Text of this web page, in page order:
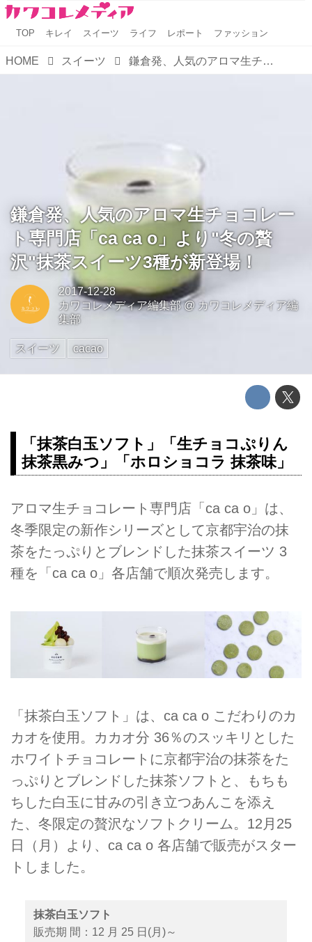
TOP キレイ スイーツ ライフ レポート ファッション
HOME スイーツ 鎌倉発、人気のアロマ生チョコレート専門店「ca ca o」より"冬の贅沢"抹茶スイーツ3種が新登場！
鎌倉発、人気のアロマ生チョコレー
ト専門店「ca ca o」より"冬の贅
沢"抹茶スイーツ3種が新登場！
2017-12-28
カワコレメディア編集部@ カワコレメディア編
集部
スイーツ cacao
「抹茶白玉ソフト」「生チョコぷりん
抹茶黒みつ」「ホロショコラ 抹茶味」
アロマ生チョコレート専門店「ca ca o」は、
冬季限定の新作シリーズとして京都宇治の抹
茶をたっぷりとブレンドした抹茶スイーツ 3
種を「ca ca o」各店舗で順次発売します。
「抹茶白玉ソフト」は、ca ca o こだわりのカ
カオを使用。カカオ分 36％のスッキリとした
ホワイトチョコレートに京都宇治の抹茶をた
っぷりとブレンドした抹茶ソフトと、もちも
ちした白玉に甘みの引き立つあんこを添え
た、冬限定の贅沢なソフトクリーム。12月25
日（月）より、ca ca o 各店舗で販売がスター
トしました。
抹茶白玉ソフト
販売期 間：12 月 25 日(月)～